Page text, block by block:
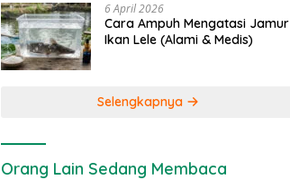
6 April 2026
Cara Ampuh Mengatasi Jamur
Ikan Lele (Alami & Medis)
Selengkapnya
Orang Lain Sedang Membaca